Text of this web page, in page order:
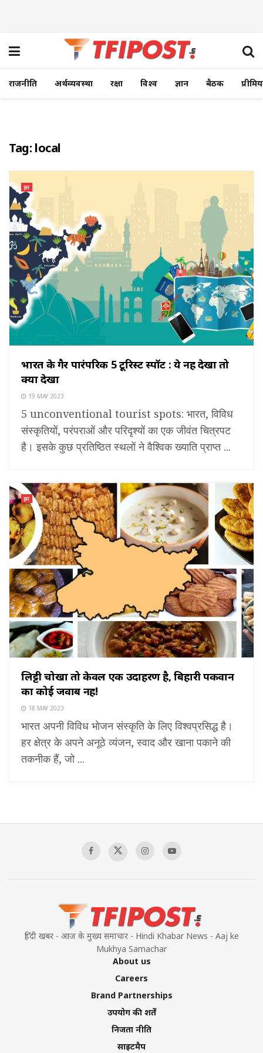
राजनीति अर्थव्यवस्था रक्षा विश्व ज्ञान बैठक
Tag: local
ज्ञान
भारत के गैर पारंपरिक 5 टूरिस्ट स्पॉट : ये नहीं देखा तो
क्या देखा
19 MAY 2023
5 unconventional tourist spots: भारत, विविध
संस्कृतियों, परंपराओं और परिदृश्यों का एक जीवंत चित्रपट
है। इसके कुछ प्रतिष्ठित स्थलों ने वैश्विक ख्याति प्राप्त ...
ज्ञान
लिट्टी चोखा तो केवल एक उदाहरण है, बिहारी पकवान
का कोई जवाब नहीं!
18 MAY 2023
भारत अपनी विविध भोजन संस्कृति के लिए विश्वप्रसिद्ध है।
हर क्षेत्र के अपने अनूठे व्यंजन, स्वाद और खाना पकाने की
तकनीक हैं, जो ...
हिंदी खबर - आज के मुख्य समाचार - Hindi Khabar News - Aaj ke
Mukhya Samachar
About us
Careers
Brand Partnerships
उपयोग की शर्तें
निजता नीति
साइटमैप